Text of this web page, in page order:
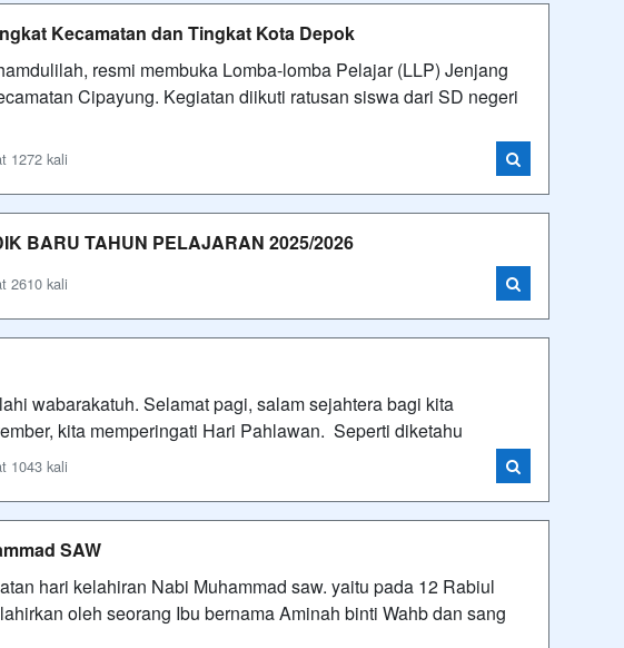
Kecamatan dan Tingkat Kota Depok
resmi membuka Lomba-lomba Pelajar (LLP) Jenjang
Cipayung. Kegiatan diikuti ratusan siswa dari SD negeri
1272 kali
BARU TAHUN PELAJARAN 2025/2026
2610 kali
wabarakatuh. Selamat pagi, salam sejahtera bagi kita
kita memperingati Hari Pahlawan. Seperti diketahu
1043 kali
SAW
hari kelahiran Nabi Muhammad saw. yaitu pada 12 Rabiul
oleh seorang Ibu bernama Aminah binti Wahb dan sang